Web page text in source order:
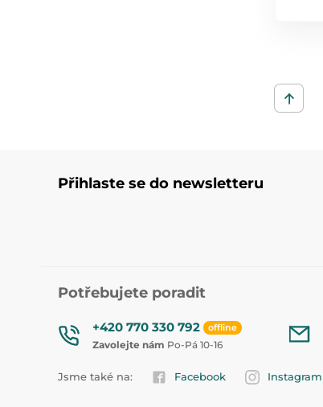
Přihlaste se do newsletteru
Potřebujete poradit
+420 770 330 792 offline
Zavolejte nám Po-Pá 10-16
Jsme také na: Facebook Instagram